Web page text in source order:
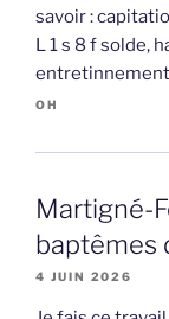
savoir :
L 1 s 8 f solde,
OH
Martigné-
baptêmes
4 JUIN 2026